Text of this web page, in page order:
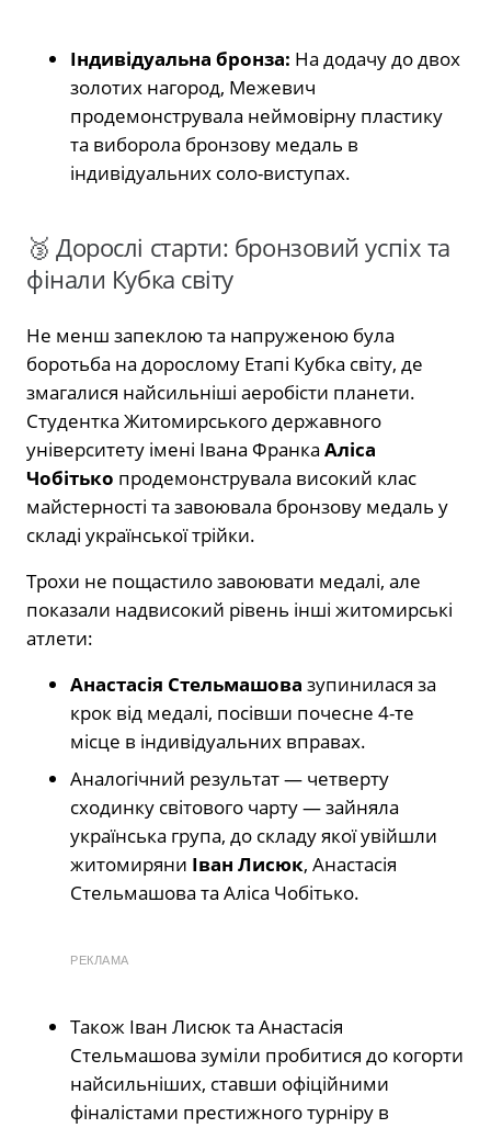
Індивідуальна бронза: На додачу до двох
золотих нагород, Межевич
продемонструвала неймовірну пластику
та виборола бронзову медаль в
індивідуальних соло-виступах.
🥉 Дорослі старти: бронзовий успіх та
фінали Кубка світу
Не менш запеклою та напруженою була
боротьба на дорослому Етапі Кубка світу, де
змагалися найсильніші аеробісти планети.
Студентка Житомирського державного
університету імені Івана Франка Аліса
Чобітько продемонструвала високий клас
майстерності та завоювала бронзову медаль у
складі української трійки.
Трохи не пощастило завоювати медалі, але
показали надвисокий рівень інші житомирські
атлети:
Анастасія Стельмашова зупинилася за
крок від медалі, посівши почесне 4-те
місце в індивідуальних вправах.
Аналогічний результат — четверту
сходинку світового чарту — зайняла
українська група, до складу якої увійшли
житомиряни Іван Лисюк, Анастасія
Стельмашова та Аліса Чобітько.
РЕКЛАМА
Також Іван Лисюк та Анастасія
Стельмашова зуміли пробитися до когорти
найсильніших, ставши офіційними
фіналістами престижного турніру в